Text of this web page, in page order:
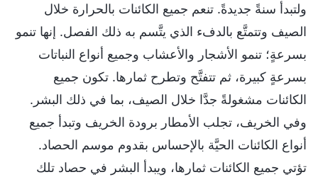
ولتبدأ سنةً جديدةً. تنعم جميع الكائنات بالحرارة خلال
الصيف وتتمتَّع بالدفء الذي يتَّسم به ذلك الفصل. إنها تنمو
بسرعةٍ؛ تنمو الأشجار والأعشاب وجميع أنواع النباتات
بسرعةٍ كبيرة، ثم تتفتَّح وتطرح ثمارها. تكون جميع
الكائنات مشغولةً جدَّا خلال الصيف، بما في ذلك البشر.
وفي الخريف، تجلب الأمطار برودة الخريف وتبدأ جميع
أنواع الكائنات الحيَّة بالإحساس بقدوم موسم الحصاد.
تؤتي جميع الكائنات ثمارها، ويبدأ البشر في حصاد تلك